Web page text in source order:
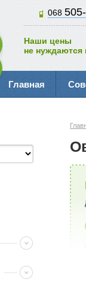
068
Наши цены
не нуждаются
Главная